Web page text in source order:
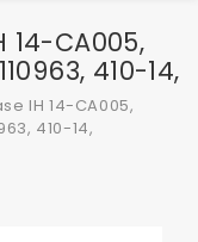
CA005,
410-14,
IH 14-CA005,
410-14,